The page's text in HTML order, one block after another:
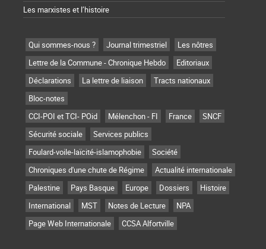
Les marxistes et l’histoire
Qui sommes-nous ? Journal trimestriel
Les nôtres
Lettre de la Commune - Chronique Hebdo
Editoriaux
Déclarations
La lettre de liaison
Tracts nationaux
Bloc-notes
CCI-POI et TCI- POid
Mélenchon - FI France
SNCF
Sécurité sociale
Services publics
Foulard-voile-laïcité-islamophobie
Société
Chroniques d'une chute de Régime
Actualité internationale
Palestine
Pays Basque Europe Dossiers
Histoire
International
MST Notes de Lecture
NPA
Page Web Internationale
CCSA Alfortville